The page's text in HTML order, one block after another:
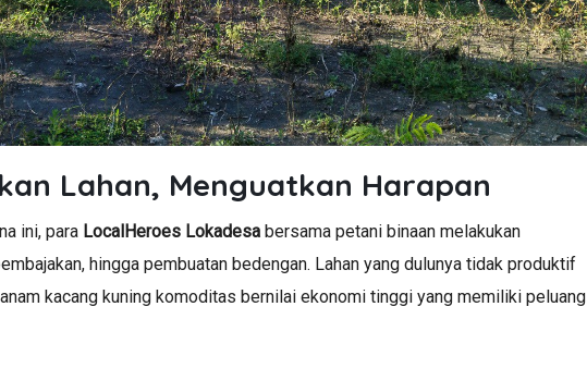
Lahan, Menguatkan Harapan
ini, para LocalHeroes Lokadesa bersama petani binaan melakukan
hingga pembuatan bedengan. Lahan yang dulunya tidak produktif
kacang kuning komoditas bernilai ekonomi tinggi yang memiliki peluang